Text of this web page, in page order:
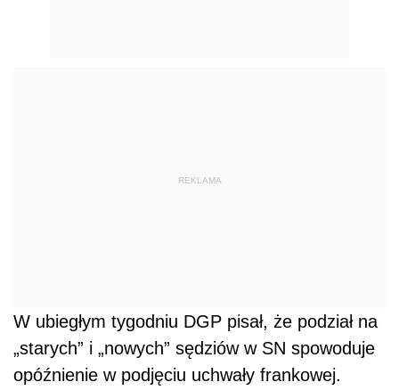
REKLAMA
W ubiegłym tygodniu DGP pisał, że podział na
„starych” i „nowych” sędziów w SN spowoduje
opóźnienie w podjęciu uchwały frankowej.